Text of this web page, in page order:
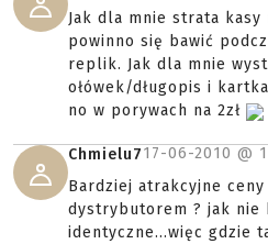
Jak dla mnie strata
powinno się bawić
replik. Jak dla mnie
ołówek/długopis i
no w porywach na 2zł
Chmielu717-06-2010 @
Bardziej atrakcyjne
dystrybutorem ? jak nie
identyczne...więc gdzie